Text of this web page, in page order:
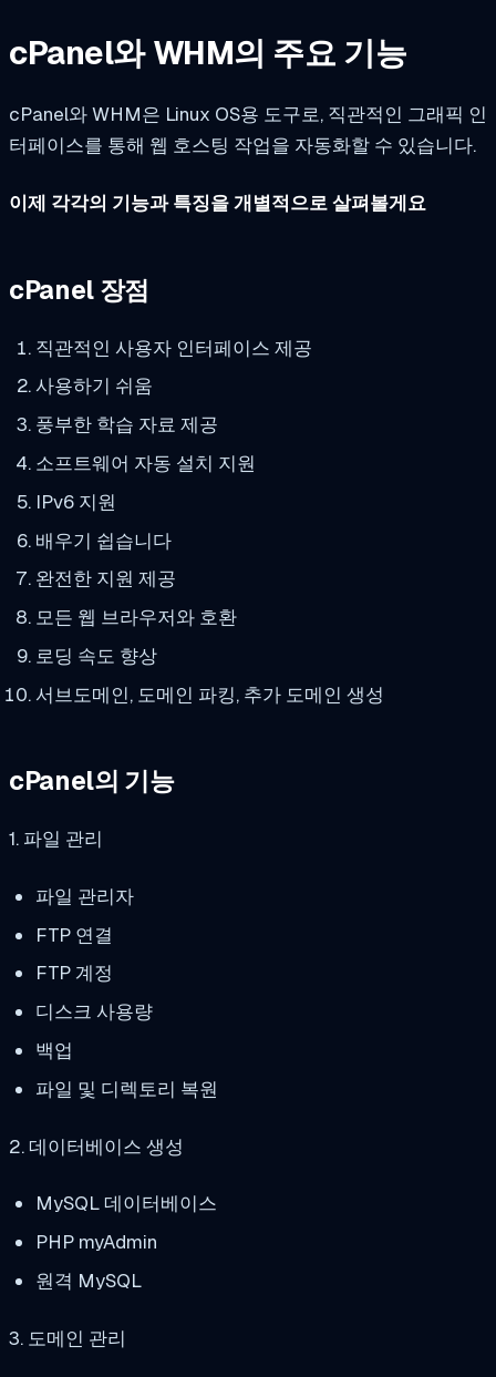
cPanel와 WHM의 주요 기능
cPanel와 WHM은 Linux OS용 도구로, 직관적인 그래픽 인
터페이스를 통해 웹 호스팅 작업을 자동화할 수 있습니다.
이제 각각의 기능과 특징을 개별적으로 살펴볼게요
cPanel 장점
직관적인 사용자 인터페이스 제공
사용하기 쉬움
풍부한 학습 자료 제공
소프트웨어 자동 설치 지원
IPv6 지원
배우기 쉽습니다
완전한 지원 제공
모든 웹 브라우저와 호환
로딩 속도 향상
서브도메인, 도메인 파킹, 추가 도메인 생성
cPanel의 기능
1. 파일 관리
파일 관리자
FTP 연결
FTP 계정
디스크 사용량
백업
파일 및 디렉토리 복원
2. 데이터베이스 생성
MySQL 데이터베이스
PHP myAdmin
원격 MySQL
3. 도메인 관리